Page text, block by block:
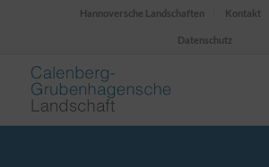
Hannoversche Landschaften Kontakt
Datenschutz